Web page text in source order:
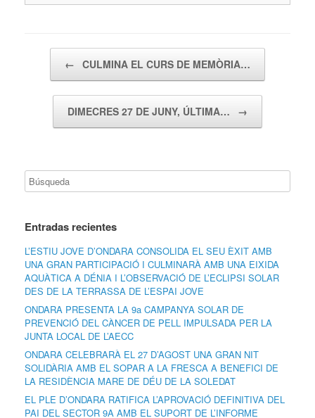
← CULMINA EL CURS DE MEMÒRIA…
DIMECRES 27 DE JUNY, ÚLTIMA… →
Entradas recientes
L’ESTIU JOVE D’ONDARA CONSOLIDA EL SEU ÈXIT AMB
UNA GRAN PARTICIPACIÓ I CULMINARÀ AMB UNA EIXIDA
AQUÀTICA A DÉNIA I L’OBSERVACIÓ DE L’ECLIPSI SOLAR
DES DE LA TERRASSA DE L’ESPAI JOVE
ONDARA PRESENTA LA 9a CAMPANYA SOLAR DE
PREVENCIÓ DEL CÀNCER DE PELL IMPULSADA PER LA
JUNTA LOCAL DE L’AECC
ONDARA CELEBRARÀ EL 27 D’AGOST UNA GRAN NIT
SOLIDÀRIA AMB EL SOPAR A LA FRESCA A BENEFICI DE
LA RESIDÈNCIA MARE DE DÉU DE LA SOLEDAT
EL PLE D’ONDARA RATIFICA L’APROVACIÓ DEFINITIVA DEL
PAI DEL SECTOR 9A AMB EL SUPORT DE L’INFORME